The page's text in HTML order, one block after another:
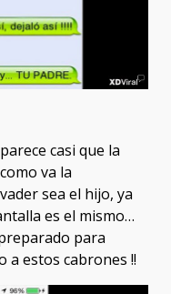
casi que la
va la
sea el hijo, ya
es el mismo…
para
a estos cabrones !!